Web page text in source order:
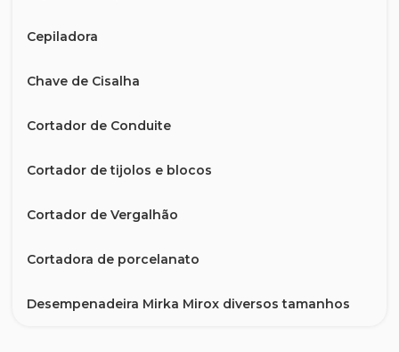
Cepiladora
Chave de Cisalha
Cortador de Conduite
Cortador de tijolos e blocos
Cortador de Vergalhão
Cortadora de porcelanato
Desempenadeira Mirka Mirox diversos tamanhos